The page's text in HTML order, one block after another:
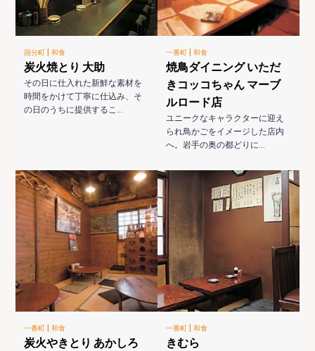
国分町 |和食
炭火焼とり 大助
その日に仕入れた新鮮な素材を
時間をかけて丁寧に仕込み、そ
の日のうちに提供するこ…
一番町 | 和食
焼鳥ダイニング いただ
きコッコちゃん マーブ
ルロード店
ユニークなキャラクターに迎え
られ鳥かごをイメージした店内
へ。岩手の奥の都どりに…
一番町 |和食
炭火やきとり あかしろ
一番町 | 和食
きむら